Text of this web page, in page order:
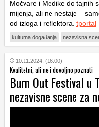
Močvare i Medike do tajnih
mijenja, ali ne nestaje –
od izloga i reflektora. tportal
kulturna događanja nezavisna
10.11.2024. (16:00)
Kvalitetni, ali ne i dovoljno poznati
Burn Out Festival u
nezavisne scene za